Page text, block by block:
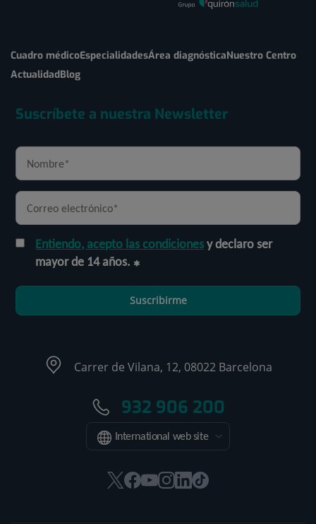
Cuadro médicoEspecialidadesÁrea diagnósticaNuestro Centro
ActualidadBlog
Suscríbete a nuestra Newsletter
Entiendo, acepto las condicionesy declaro ser
mayor de 14 años.
Suscribirme
Carrer de Vilana, 12, 08022 Barcelona
932 906 200
International web site
EsteEsteEsteEsteEsteEnlace